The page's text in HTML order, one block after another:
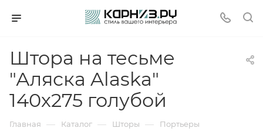
Штора на тесьме
"Аляска Alaska"
140х275 голубой
Главная — Каталог — Шторы — Портьеры